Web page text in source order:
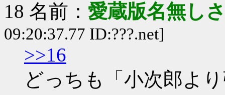
18 名前： 愛蔵版名無し
09:20:37.77 ID:???.net]
>>16
どっちも「小次郎よ